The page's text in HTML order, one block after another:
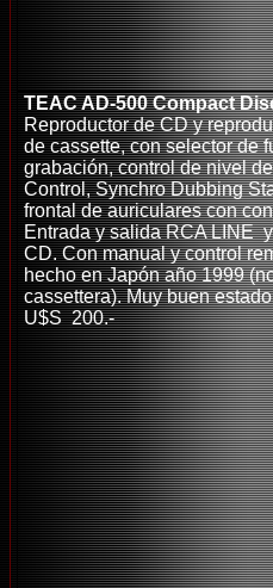
TEAC AD-500 Compact
Reproductor de CD y
de cassette, con selector de
grabación, control de nivel
Control, Synchro Dubbing
frontal de auriculares con
Entrada y salida RCA LINE
CD. Con manual y control
hecho en Japón año 1999
cassettera). Muy buen
U$S 200.-